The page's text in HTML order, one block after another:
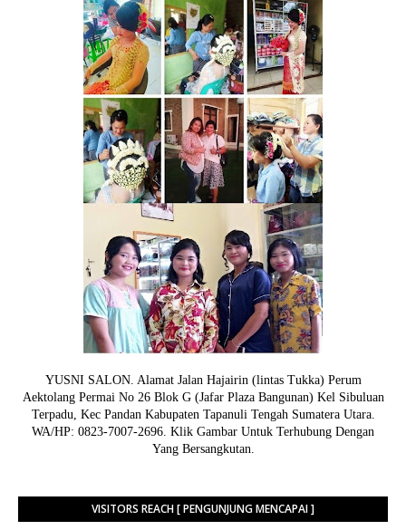
YUSNI SALON. Alamat Jalan Hajairin (lintas Tukka) Perum
Aektolang Permai No 26 Blok G (Jafar Plaza Bangunan) Kel Sibuluan
Terpadu, Kec Pandan Kabupaten Tapanuli Tengah Sumatera Utara.
WA/HP: 0823-7007-2696. Klik Gambar Untuk Terhubung Dengan
Yang Bersangkutan.
VISITORS REACH [ PENGUNJUNG MENCAPAI ]